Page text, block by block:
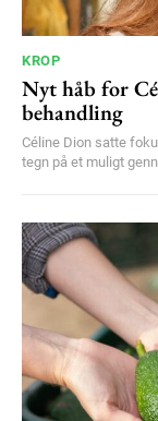
KROP
Nyt håb for
behandling
Céline Dion satte
tegn på et muligt